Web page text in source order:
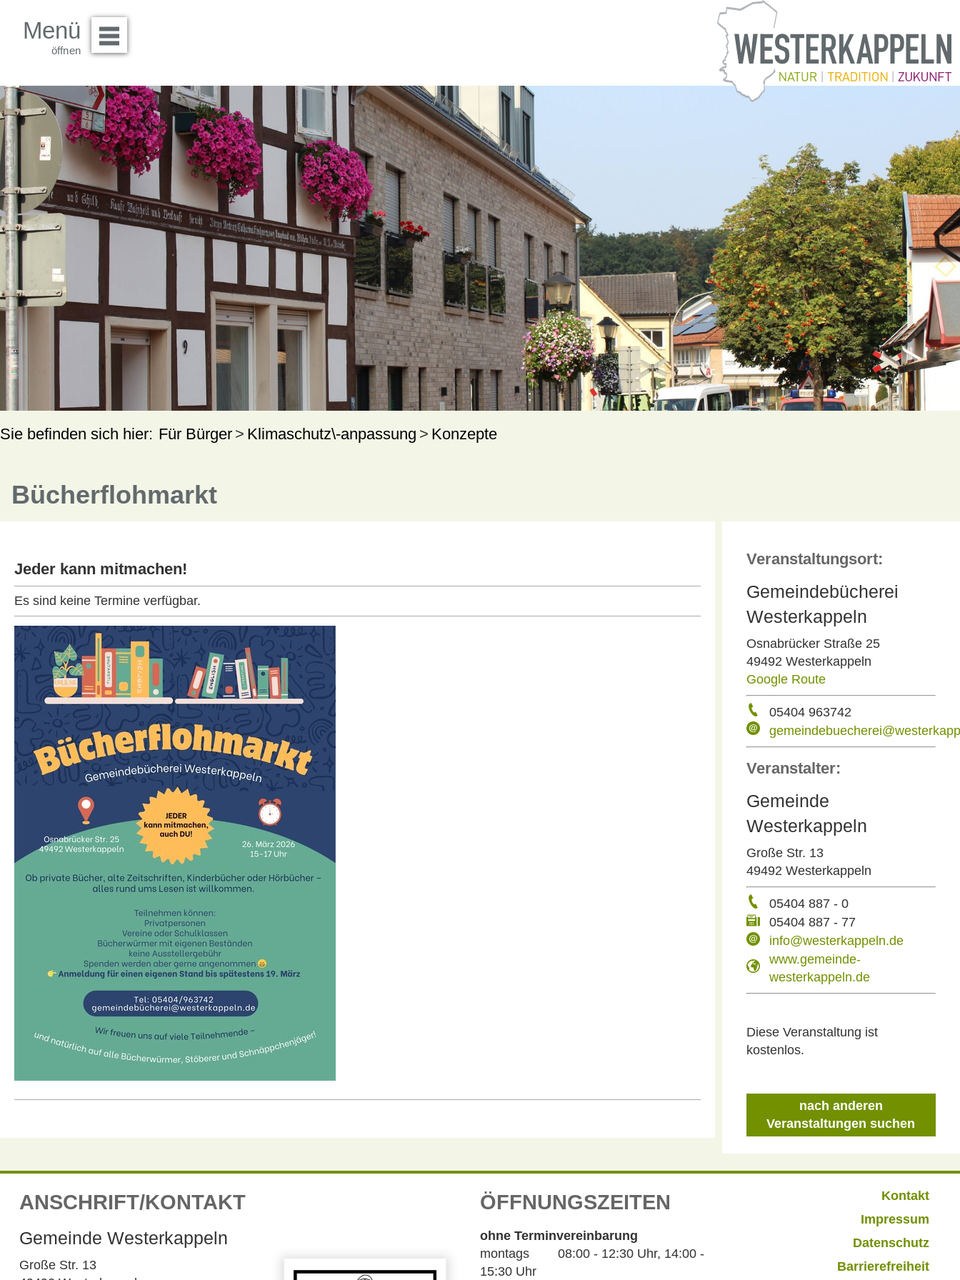
Menü
Für Bürger Klimaschutz\-anpassung Konzepte
Bücherflohmarkt
Jeder kann mitmachen!
Es sind keine Termine verfügbar.
nach anderen
Veranstaltungen suchen
Veranstaltungsort:
Gemeindebücherei
Westerkappeln
Osnabrücker Straße 25
49492 Westerkappeln
Google Route
05404 963742
Veranstalter:
Gemeinde
Westerkappeln
Große Str. 13
49492 Westerkappeln
05404 887 - 0
05404 887 - 77
info@westerkappeln.de
www.gemeinde-
westerkappeln.de
Diese Veranstaltung ist
kostenlos.
ANSCHRIFT/KONTAKT
Gemeinde Westerkappeln
Große Str. 13
ÖFFNUNGSZEITEN
ohne Terminvereinbarung
montags 08:00 - 12:30 Uhr, 14:00 -
15:30 Uhr
Kontakt
Impressum
Datenschutz
Barrierefreiheit